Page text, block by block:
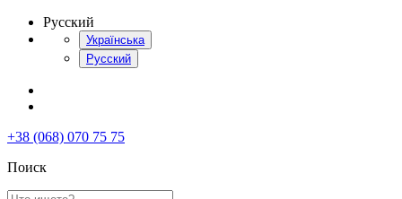
Русский
Українська
Русский
+38 (068) 070 75 75
Поиск